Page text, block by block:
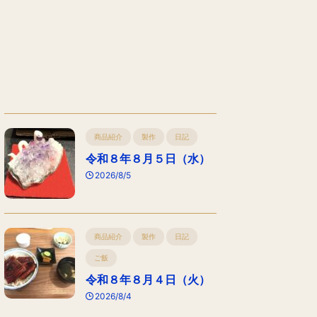
商品紹介 製作 日記
令和８年８月５日（水）
2026/8/5
商品紹介 製作 日記
ご飯
令和８年８月４日（火）
2026/8/4